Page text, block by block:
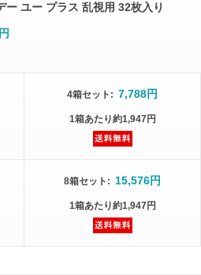
ー ユー プラス 乱視用 32枚入り
4箱セット : 7,788円
1箱あたり約1,947円
8箱セット : 15,576円
1箱あたり約1,947円